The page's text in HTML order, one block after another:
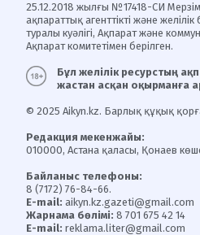
25.12.2018 жылғы №17418-СИ
ақпараттық агенттікті және
туралы куәлігі, Ақпарат және
Ақпарат комитетімен берілген.
Бұл желілік ресурстың
жастан асқан оқырманға
© 2025 Aikyn.kz. Барлық құқық
Редакция мекенжайы:
010000, Астана қаласы, Қонаев
Байланыс телефоны:
8 (7172) 76-84-66.
E-mail: aikyn.kz.gazeti@gmail.com
Жарнама бөлімі: 8 701 675 42 14
E-mail: reklama.liter@gmail.com